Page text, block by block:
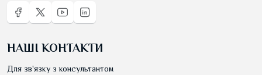
НАШІ КОНТАКТИ
Для зв'язку з консультантом